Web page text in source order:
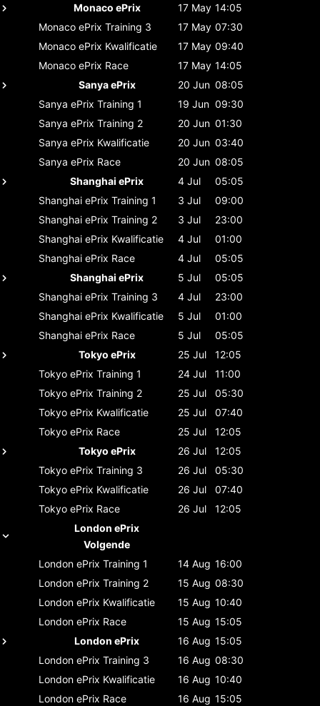
Monaco ePrix
17 May 14:05
Monaco ePrix Training 3 17 May 07:30
Monaco ePrix Kwalificatie 17 May 09:40
Monaco ePrix Race 17 May 14:05
Sanya ePrix
20 Jun 08:05
Sanya ePrix Training 1 19 Jun 09:30
Sanya ePrix Training 2 20 Jun 01:30
Sanya ePrix Kwalificatie 20 Jun 03:40
Sanya ePrix Race 20 Jun 08:05
Shanghai ePrix
4 Jul
05:05
Shanghai ePrix Training 1 3 Jul
09:00
Shanghai ePrix Training 2 3 Jul
23:00
Shanghai ePrix Kwalificatie 4 Jul
01:00
Shanghai ePrix Race 4 Jul
05:05
Shanghai ePrix
5 Jul
05:05
Shanghai ePrix Training 3 4 Jul
23:00
Shanghai ePrix Kwalificatie 5 Jul
01:00
Shanghai ePrix Race 5 Jul
05:05
Tokyo ePrix
25 Jul
12:05
Tokyo ePrix Training 1 24 Jul
11:00
Tokyo ePrix Training 2 25 Jul
05:30
Tokyo ePrix Kwalificatie 25 Jul
07:40
Tokyo ePrix Race 25 Jul
12:05
Tokyo ePrix
26 Jul
12:05
Tokyo ePrix Training 3 26 Jul
05:30
Tokyo ePrix Kwalificatie 26 Jul
07:40
Tokyo ePrix Race 26 Jul
12:05
London ePrix
Volgende
London ePrix Training 1 14 Aug 16:00
London ePrix Training 2 15 Aug 08:30
London ePrix Kwalificatie 15 Aug 10:40
London ePrix Race 15 Aug 15:05
London ePrix
16 Aug 15:05
London ePrix Training 3 16 Aug 08:30
London ePrix Kwalificatie 16 Aug 10:40
London ePrix Race 16 Aug 15:05